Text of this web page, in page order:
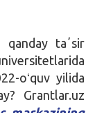
qanday taʼsir
oʻquv yilida
Grantlar.uz